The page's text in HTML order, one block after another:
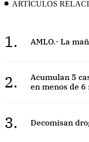
ARTÍCULOS
1. AMLO.- La
2.
Acumulan 5
en menos de
3. Decomisan